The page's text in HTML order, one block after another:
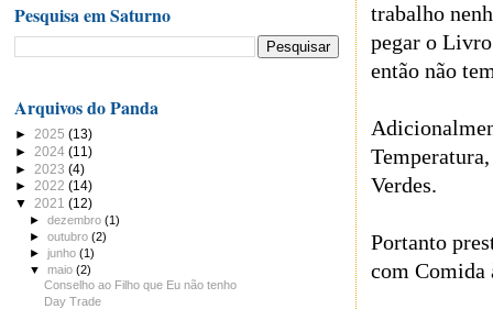
trabalho
pegar o
então não
Verdes.
Portanto
com Comida
Pesquisa em Saturno
Arquivos do Panda
► 2025 (13)
► 2024 (11)
► 2023 (4)
► 2022 (14)
▼ 2021 (12)
►dezembro(1)
►outubro(2)
►junho(1)
▼maio(2)
Conselho ao Filho que Eu não tenho
Day Trade